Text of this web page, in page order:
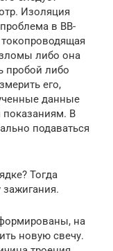
Изоляция
в ВВ-
либо она
пробой либо
его,
данные
В
подаваться
Тогда
на
новую свечу.